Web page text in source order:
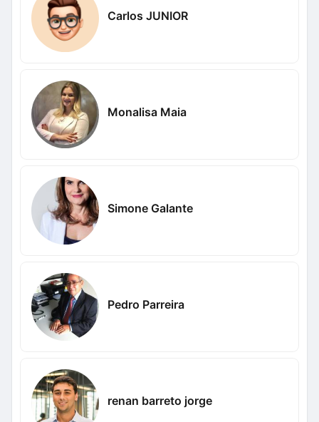
Carlos JUNIOR
Monalisa Maia
Simone Galante
Pedro Parreira
renan barreto jorge